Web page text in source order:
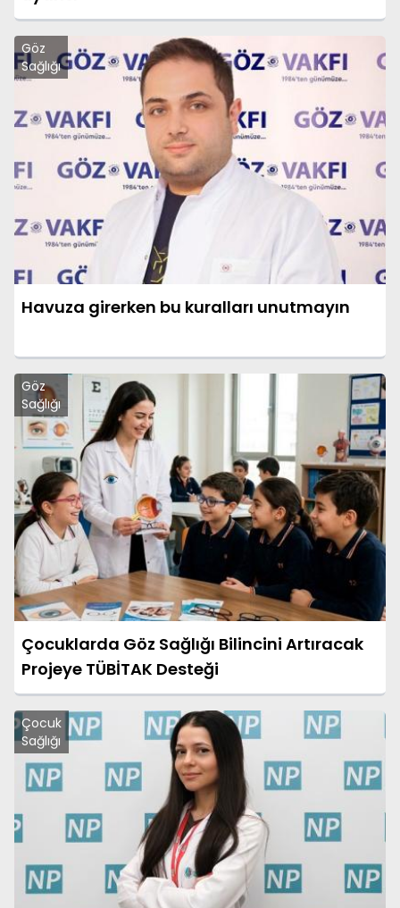
Göz
Sağlığı
Havuza girerken bu kuralları unutmayın
Göz
Sağlığı
Çocuklarda Göz Sağlığı Bilincini Artıracak
Projeye TÜBİTAK Desteği
Çocuk
Sağlığı